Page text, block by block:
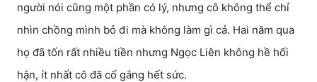
người nói cũng một phần có lý, nhưng cô không thể chỉ
nhìn chồng mình bỏ đi mà không làm gì cả. Hai năm qua
họ đã tốn rất nhiều tiền nhưng Ngọc Liên không hề hối
hận, ít nhất cô đã cố gắng hết sức.